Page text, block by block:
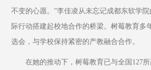
不变的心愿。”李佳凌从未忘记成都东软学
际行动搭建起校地合作的桥梁。树莓教育多
选会，与学校保持紧密的产教融合合作。
在她的推动下，树莓教育已与全国127